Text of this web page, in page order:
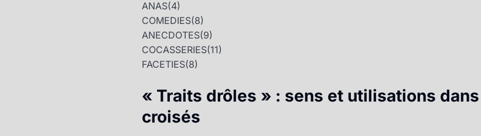
ANAS(4)
COMEDIES(8)
ANECDOTES(9)
COCASSERIES(11)
FACETIES(8)
« Traits drôles » : sens et utilisations
croisés